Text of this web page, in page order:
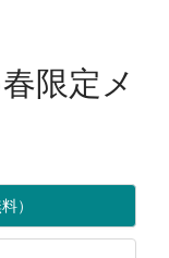
限定メ
）